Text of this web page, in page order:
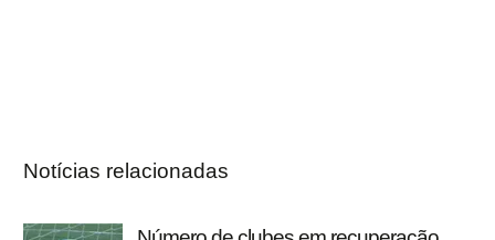
Notícias relacionadas